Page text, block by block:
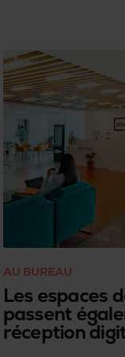
compte qu’un
d’évolutions
oblige à opérer
structurels. Voici
tendances les
opportunités qui
Jo Vandebergh
AU BUREAU
Les espaces
passent
réception